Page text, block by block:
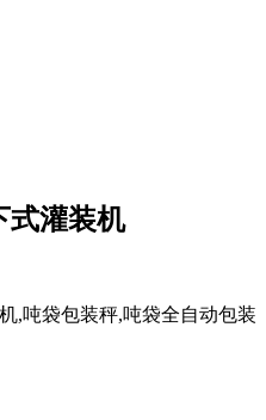
式灌装机